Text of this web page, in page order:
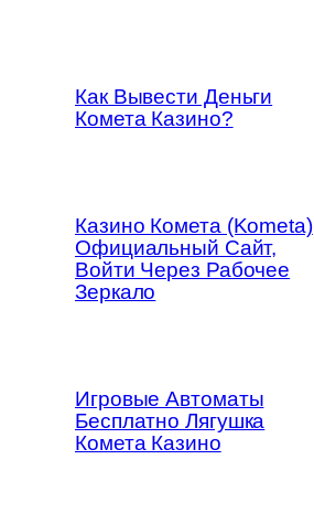
Как Вывести Деньги
Комета Казино?
Казино Комета (Kometa)
Официальный Сайт,
Войти Через Рабочее
Зеркало
Игровые Автоматы
Бесплатно Лягушка
Комета Казино